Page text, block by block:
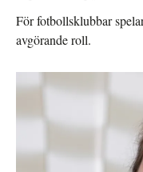
För fotbollsklubbar
avgörande roll.